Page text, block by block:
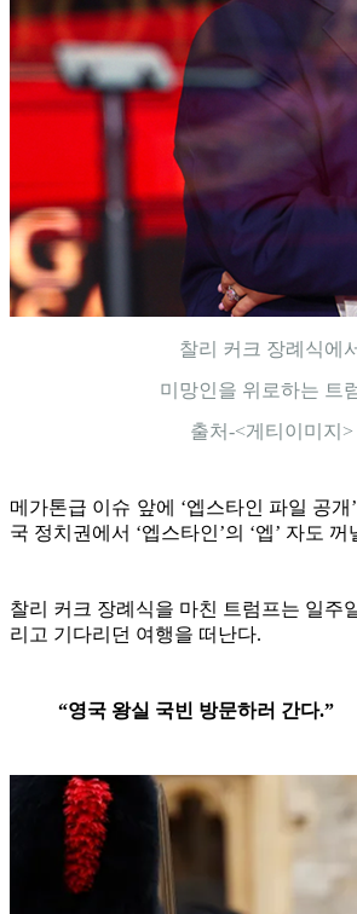
찰리 커크 장례식에
미망인을 위로하는 트
출처-<게티이미지>
메가톤급 이슈 앞에 ‘엡스타인 파일 공개
국 정치권에서 ‘엡스타인’의 ‘엡’ 자도
찰리 커크 장례식을 마친 트럼프는 일주
리고 기다리던 여행을 떠난다.
“영국 왕실 국빈 방문하러 간다.”